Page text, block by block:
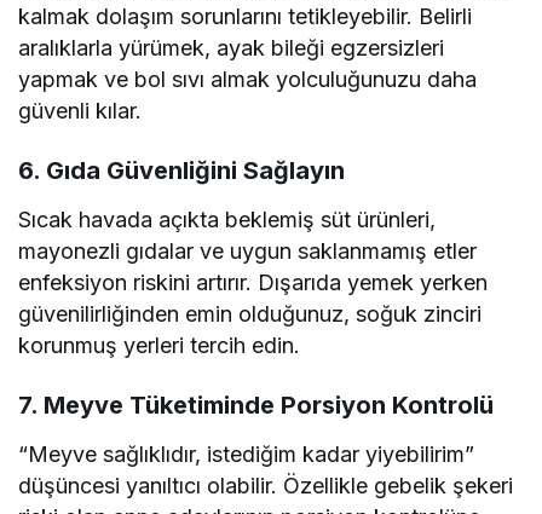
kalmak dolaşım sorunlarını tetikleyebilir. Belirli
aralıklarla yürümek, ayak bileği egzersizleri
yapmak ve bol sıvı almak yolculuğunuzu daha
güvenli kılar.
6. Gıda Güvenliğini Sağlayın
Sıcak havada açıkta beklemiş süt ürünleri,
mayonezli gıdalar ve uygun saklanmamış etler
enfeksiyon riskini artırır. Dışarıda yemek yerken
güvenilirliğinden emin olduğunuz, soğuk zinciri
korunmuş yerleri tercih edin.
7. Meyve Tüketiminde Porsiyon Kontrolü
“Meyve sağlıklıdır, istediğim kadar yiyebilirim”
düşüncesi yanıltıcı olabilir. Özellikle gebelik şekeri